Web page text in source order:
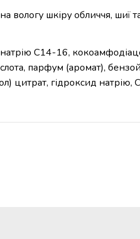
вологу шкіру обличчя,
C14-16,
парфум (аромат),
цитрат, гідроксид натрію,